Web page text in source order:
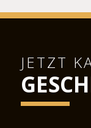
JETZT